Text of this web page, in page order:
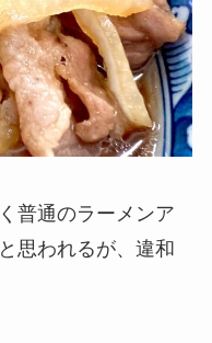
普通のラーメンア
思われるが、違和